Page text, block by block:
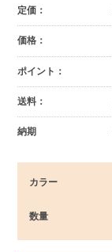
定価：
価格：
ポイント：
送料：
納期
カラー
数量